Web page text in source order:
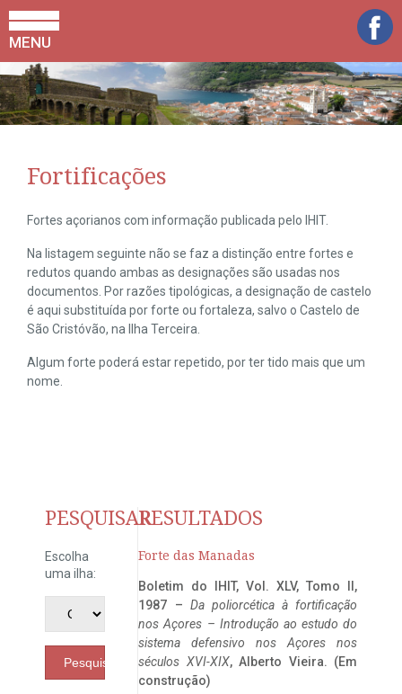
MENU
Fortificações
Fortes açorianos com informação publicada pelo IHIT.
Na listagem seguinte não se faz a distinção entre fortes e
redutos quando ambas as designações são usadas nos
documentos. Por razões tipológicas, a designação de castelo
é aqui substituída por forte ou fortaleza, salvo o Castelo de
São Cristóvão, na Ilha Terceira.
Algum forte poderá estar repetido, por ter tido mais que um
nome.
PESQUISAR
Escolha
uma ilha:
Pesquisar
RESULTADOS
Forte das Manadas
Boletim do IHIT, Vol. XLV, Tomo II,
1987 – Da poliorcética à fortificação
nos Açores – Introdução ao estudo do
sistema defensivo nos Açores nos
séculos XVI-XIX, Alberto Vieira. (Em
construção)